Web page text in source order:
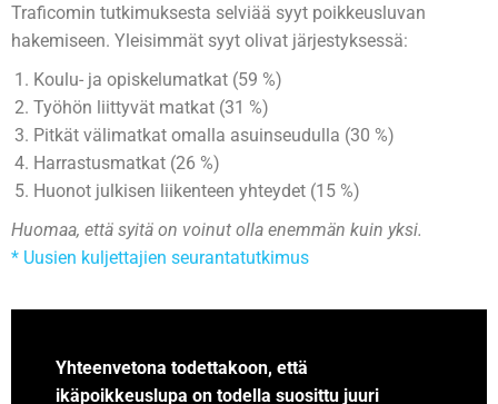
Traficomin tutkimuksesta selviää syyt poikkeusluvan
hakemiseen. Yleisimmät syyt olivat järjestyksessä:
Koulu- ja opiskelumatkat (59 %)
Työhön liittyvät matkat (31 %)
Pitkät välimatkat omalla asuinseudulla (30 %)
Harrastusmatkat (26 %)
Huonot julkisen liikenteen yhteydet (15 %)
Huomaa, että syitä on voinut olla enemmän kuin yksi.
* Uusien kuljettajien seurantatutkimus
Yhteenvetona todettakoon, että
ikäpoikkeuslupa on todella suosittu juuri